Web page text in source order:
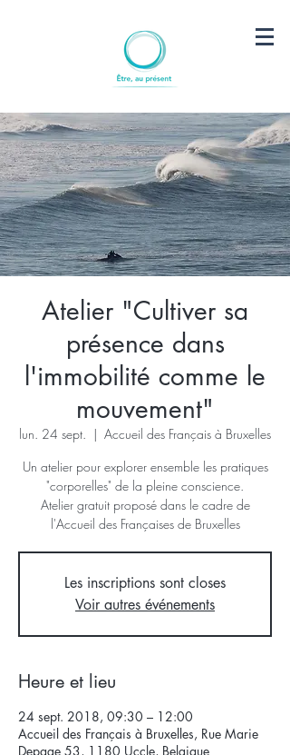
Atelier "Cultiver sa
présence dans
l'immobilité comme le
mouvement"
lun. 24 sept.
  |
Accueil des Français à Bruxelles
Un atelier pour explorer ensemble les pratiques
"corporelles" de la pleine conscience.
Atelier gratuit proposé dans le cadre de
l'Accueil des Françaises de Bruxelles
Les inscriptions sont closes
Voir autres événements
Heure et lieu
24 sept. 2018, 09:30 – 12:00
Accueil des Français à Bruxelles, Rue Marie
Depage 53, 1180 Uccle, Belgique